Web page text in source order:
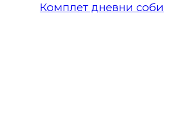
Комплет дневни соби